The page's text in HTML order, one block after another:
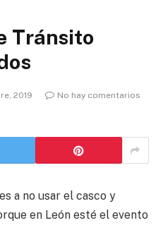
Tránsito
2019
No hay comentarios
a no usar el casco y
en León esté el evento